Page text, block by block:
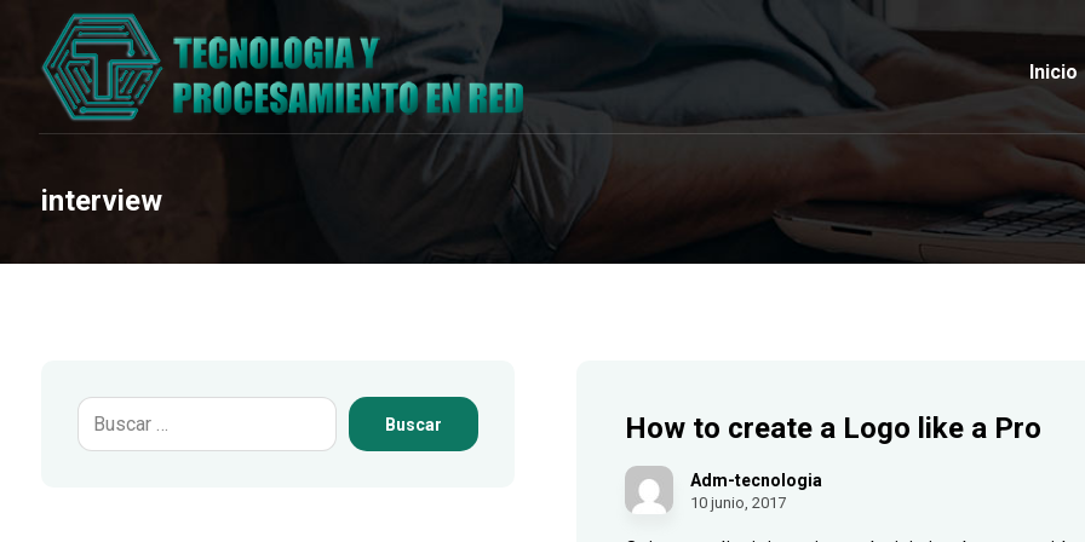
Inicio
interview
How to create a Logo like a Pro
Adm-tecnologia
10 junio, 2017
Buscar